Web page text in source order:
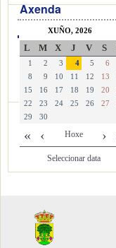
Axenda
XUÑO, 2026
L M X J V S
1 2 3 4 5 6
8
9 10 11 12 13
15
16 17 18 19 20
22
23 24 25 26 27
29
30
« ‹ Hoxe ›
Seleccionar data